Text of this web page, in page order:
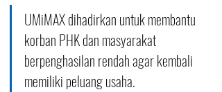
UMiMAX dihadirkan untuk membantu
korban PHK dan masyarakat
berpenghasilan rendah agar kembali
memiliki peluang usaha.